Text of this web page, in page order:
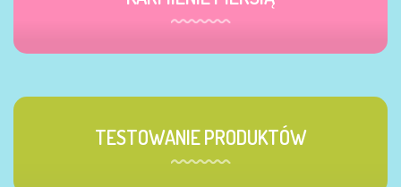
TESTOWANIE PRODUKTÓW